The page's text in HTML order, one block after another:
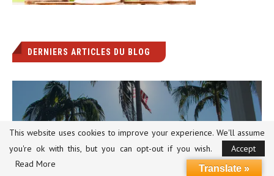
DERNIERS ARTICLES DU BLOG
Déménager aux États-Unis avec des enfants :
comment transformer...
This website uses cookies to improve your experience. We'll assume
you're ok with this, but you can opt-out if you wish.
Accept
Read More
Translate »